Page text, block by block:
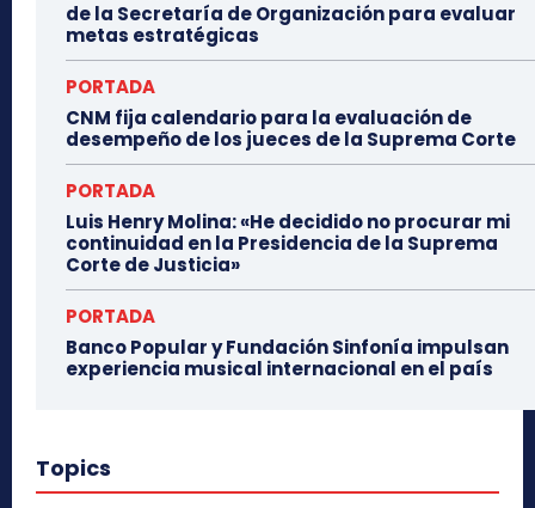
de la Secretaría de Organización para evaluar
metas estratégicas
PORTADA
CNM fija calendario para la evaluación de
desempeño de los jueces de la Suprema Corte
PORTADA
Luis Henry Molina: «He decidido no procurar mi
continuidad en la Presidencia de la Suprema
Corte de Justicia»
PORTADA
Banco Popular y Fundación Sinfonía impulsan
experiencia musical internacional en el país
Topics